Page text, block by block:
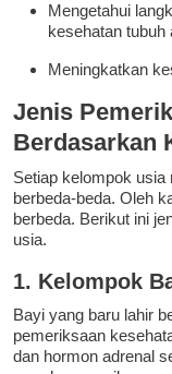
Mengetahui
kesehatan tubuh
Meningkatkan
Jenis
Berdasarkan
Setiap kelompok
berbeda-beda. Oleh
berbeda. Berikut ini
usia.
1. Kelompok
Bayi yang baru lahir
pemeriksaan
dan hormon adrenal